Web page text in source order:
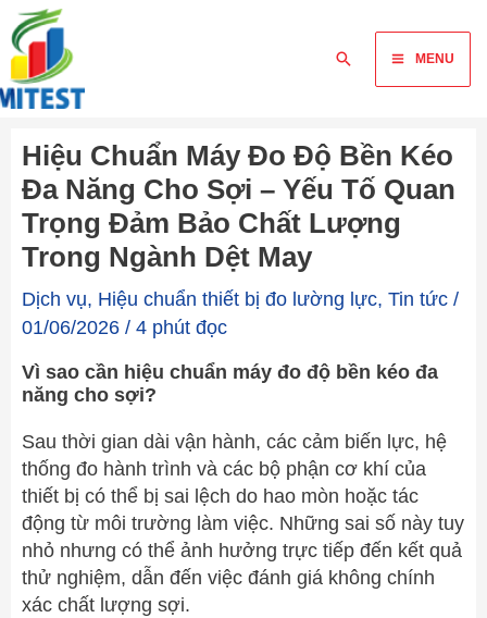
Skip
to
content
Tìm
Main
Menu
MENU
Hiệu Chuẩn Máy Đo Độ Bền Kéo
Đa Năng Cho Sợi – Yếu Tố Quan
Trọng Đảm Bảo Chất Lượng
Trong Ngành Dệt May
Dịch vụ, Hiệu chuẩn thiết bị đo lường lực, Tin tức/
01/06/2026 / 4 phút đọc
Vì sao cần hiệu chuẩn máy đo độ bền kéo đa
năng cho sợi?
Sau thời gian dài vận hành, các cảm biến lực, hệ
thống đo hành trình và các bộ phận cơ khí của
thiết bị có thể bị sai lệch do hao mòn hoặc tác
động từ môi trường làm việc. Những sai số này tuy
nhỏ nhưng có thể ảnh hưởng trực tiếp đến kết quả
thử nghiệm, dẫn đến việc đánh giá không chính
xác chất lượng sợi.